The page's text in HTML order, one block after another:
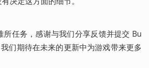
所任务，感谢与我们分享反馈并提交 Bu
们期待在未来的更新中为游戏带来更多